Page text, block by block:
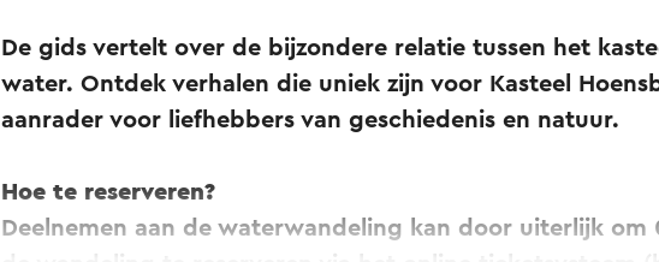
De gids vertelt over de bijzondere relatie tussen het
water. Ontdek verhalen die uniek zijn voor Kasteel
aanrader voor liefhebbers van geschiedenis en natuur.
Hoe te reserveren?
Deelnemen aan de waterwandeling kan door uiterlijk